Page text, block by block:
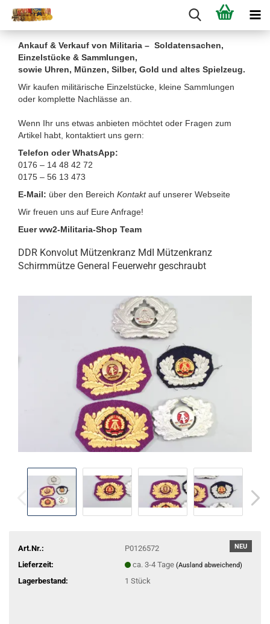
Ankauf & Verkauf von Militaria – Soldatensachen,
Einzelstücke & Sammlungen,
sowie Uhren, Münzen, Silber, Gold und altes Spielzeug.
Wir kaufen militärische Einzelstücke, kleine Sammlungen
oder komplette Nachlässe an.
Wenn Ihr uns etwas anbieten möchtet oder Fragen zum
Artikel habt, kontaktiert uns gern:
Telefon oder WhatsApp:
0176 – 14 48 42 72
0175 – 56 13 473
E-Mail: über den Bereich Kontakt auf unserer Webseite
Wir freuen uns auf Eure Anfrage!
Euer ww2-Militaria-Shop Team
DDR Konvolut Mützenkranz MdI Mützenkranz
Schirmmütze General Feuerwehr geschraubt
NEU
Art.Nr.:
P0126572
Lieferzeit:
ca. 3-4 Tage (Ausland abweichend)
Lagerbestand: 1 Stück